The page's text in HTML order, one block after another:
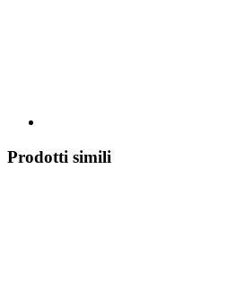
Prodotti simili